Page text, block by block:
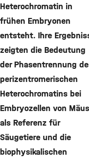
Heterochromatin in
frühen Embryonen
entsteht. Ihre
zeigten die Bedeutung
der Phasentrennung
perizentromerischen
Heterochromatins bei
Embryozellen von
als Referenz für
Säugetiere und die
biophysikalischen